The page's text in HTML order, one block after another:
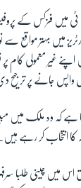
ٹی میں فزکس کے
میں بہتر مواقع
اپنے غیر معمولی کام
جانے پر ترجیح
کہنا ہے کہ وہ ملک
کا انتخاب کر رہے ہیں۔
میں چینی طلبا